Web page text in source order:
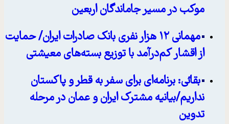
موکب در مسیر جاماندگان اربعین
مهمانی ۱۲ هزار نفری بانک صادرات ایران/ حمایت
از اقشار کم‌درآمد با توزیع بسته‌های معیشتی
بقائی: برنامه‌ای برای سفر به قطر و پاکستان
نداریم/بیانیه مشترک ایران و عمان در مرحله
تدوین